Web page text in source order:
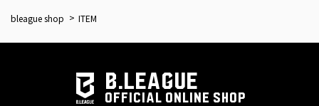
bleague shop ITEM
B.LEAGUE
OFFICIAL ONLINE SHOP